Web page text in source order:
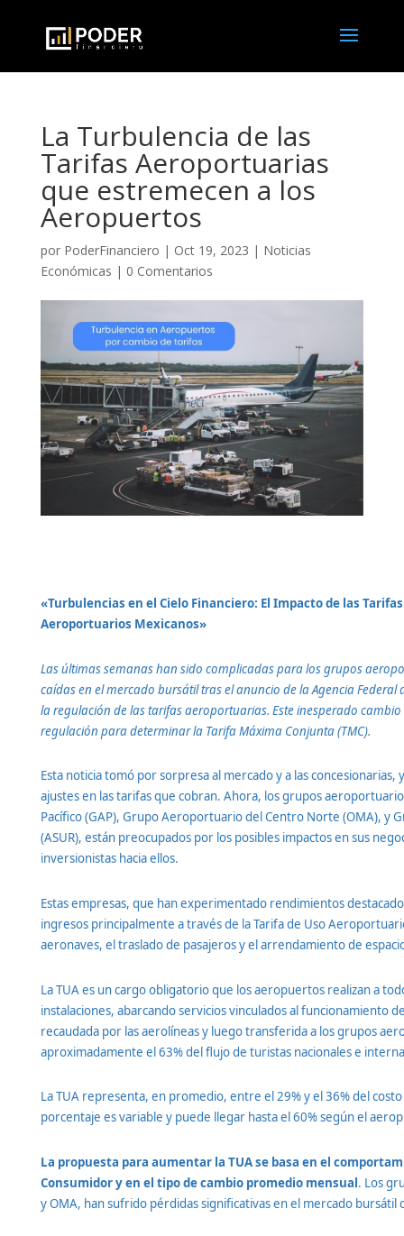
La Turbulencia de las
Tarifas Aeroportuarias
que estremecen a los
Aeropuertos
por PoderFinanciero | Oct 19, 2023 | Noticias
Económicas | 0 Comentarios
«Turbulencias en el Cielo Financiero: El Impacto de las
Aeroportuarios Mexicanos»
Las últimas semanas han sido complicadas para los grupos
caídas en el mercado bursátil tras el anuncio de la Agencia Federal
la regulación de las tarifas aeroportuarias. Este inesperado
regulación para determinar la Tarifa Máxima Conjunta (TMC).
Esta noticia tomó por sorpresa al mercado y a las concesionarias,
ajustes en las tarifas que cobran. Ahora, los grupos
Pacífico (GAP), Grupo Aeroportuario del Centro Norte (OMA), y
(ASUR), están preocupados por los posibles impactos en sus
inversionistas hacia ellos.
Estas empresas, que han experimentado rendimientos
ingresos principalmente a través de la Tarifa de Uso
aeronaves, el traslado de pasajeros y el arrendamiento de
La TUA es un cargo obligatorio que los aeropuertos realizan a
instalaciones, abarcando servicios vinculados al funcionamiento
recaudada por las aerolíneas y luego transferida a los grupos
aproximadamente el 63% del flujo de turistas nacionales e
La TUA representa, en promedio, entre el 29% y el 36% del
porcentaje es variable y puede llegar hasta el 60% según el
La propuesta para aumentar la TUA se basa en el
Consumidor y en el tipo de cambio promedio mensual. Los
y OMA, han sufrido pérdidas significativas en el mercado bursátil